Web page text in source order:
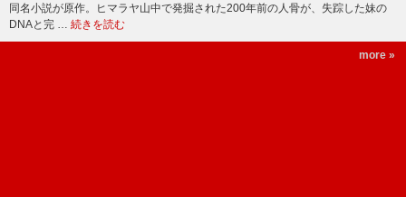
同名小説が原作。ヒマラヤ山中で発掘された200年前の人骨が、失踪した妹の
DNAと完 … 続きを読む
more »